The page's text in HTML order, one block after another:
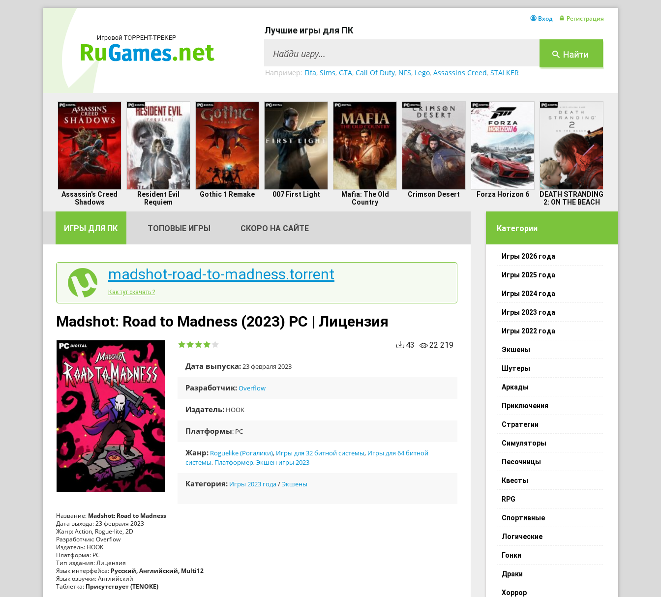
Лучшие игры для ПК
Например: Fifa, Sims, GTA, Call Of Duty, NFS, Lego, Assassins Creed, STALKER
Вход Регистрация
Assassin's Creed
Shadows
Resident Evil
Requiem
Gothic 1 Remake 007 First Light
Mafia: The Old
Country
Crimson Desert Forza Horizon 6
DEATH STRANDING
2: ON THE BEACH
ИГРЫ ДЛЯ ПК ТОПОВЫЕ ИГРЫ СКОРО НА САЙТЕ
madshot-road-to-madness.torrent
Как тут скачать ?
Madshot: Road to Madness (2023) PC | Лицензия
22 219
43
Дата выпуска:23 февраля 2023
Разработчик:Overflow
Издатель: HOOK
Платформы: PC
Жанр: Roguelike (Рогалики), Игры для 32 битной системы, Игры для 64 битной
системы, Платформер,Экшен игры 2023
Категория: Игры 2023 года/Экшены
Название: Madshot: Road to Madness
Дата выхода: 23 февраля 2023
Жанр: Action, Rogue-lite, 2D
Разработчик: Overflow
Издатель: HOOK
Платформа: PC
Тип издания: Лицензия
Язык интерфейса: Русский, Английский, Multi12
Язык озвучки: Английский
Таблетка: Присутствует (TENOKE)
Категории
Игры 2026 года
Игры 2025 года
Игры 2024 года
Игры 2023 года
Игры 2022 года
Экшены
Шутеры
Аркады
Приключения
Стратегии
Симуляторы
Песочницы
Квесты
RPG
Спортивные
Логические
Гонки
Драки
Хоррор